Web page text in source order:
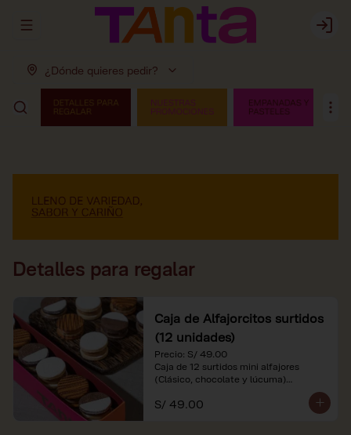
Abrir menu de navegación Login
¿Dónde quieres pedir?
Detalles para regalar
Caja de Alfajorcitos surtidos
(12 unidades)
Precio: S/ 49.00
Caja de 12 surtidos mini alfajores
(Clásico, chocolate y lúcuma)
*Nuestros precios están expresados en
S/ 49.00